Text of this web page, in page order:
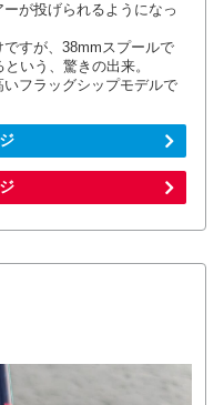
が投げられるようになっ
すが、38mmスプールで
いう、驚きの出来。
フラッグシップモデルで